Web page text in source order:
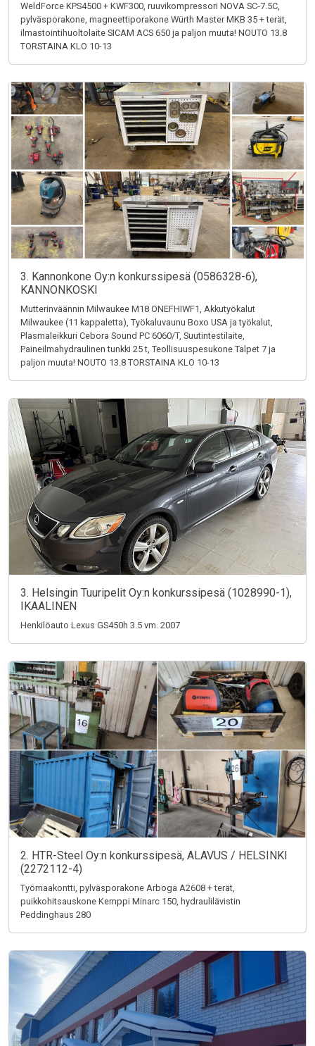
WeldForce KPS4500 + KWF300, ruuvikompressori NOVA SC-7.5C,
pylväsporakone, magneettiporakone Würth Master MKB 35 + terät,
ilmastointihuoltolaite SICAM ACS 650 ja paljon muuta! NOUTO 13.8
TORSTAINA KLO 10-13
3. Kannonkone Oy:n konkurssipesä (0586328-6),
KANNONKOSKI
Mutterinväännin Milwaukee M18 ONEFHIWF1, Akkutyökalut
Milwaukee (11 kappaletta), Työkaluvaunu Boxo USA ja työkalut,
Plasmaleikkuri Cebora Sound PC 6060/T, Suutintestilaite,
Paineilmahydraulinen tunkki 25 t, Teollisuuspesukone Talpet 7 ja
paljon muuta! NOUTO 13.8 TORSTAINA KLO 10-13
3. Helsingin Tuuripelit Oy:n konkurssipesä (1028990-1),
IKAALINEN
Henkilöauto Lexus GS450h 3.5 vm. 2007
2. HTR-Steel Oy:n konkurssipesä, ALAVUS / HELSINKI
(2272112-4)
Työmaakontti, pylväsporakone Arboga A2608 + terät,
puikkohitsauskone Kemppi Minarc 150, hydraulilävistin
Peddinghaus 280